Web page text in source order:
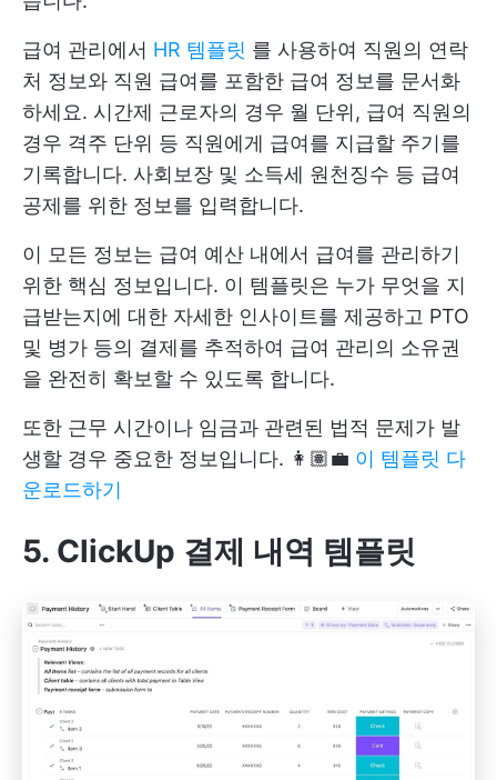
급여 관리에서 HR 템플릿 를 사용하여 직원의 연락
처 정보와 직원 급여를 포함한 급여 정보를 문서화
하세요. 시간제 근로자의 경우 월 단위, 급여 직원의
경우 격주 단위 등 직원에게 급여를 지급할 주기를
기록합니다. 사회보장 및 소득세 원천징수 등 급여
공제를 위한 정보를 입력합니다.
이 모든 정보는 급여 예산 내에서 급여를 관리하기
위한 핵심 정보입니다. 이 템플릿은 누가 무엇을 지
급받는지에 대한 자세한 인사이트를 제공하고 PTO
및 병가 등의 결제를 추적하여 급여 관리의 소유권
을 완전히 확보할 수 있도록 합니다.
또한 근무 시간이나 임금과 관련된 법적 문제가 발
생할 경우 중요한 정보입니다. 👩🏽‍💼 이 템플릿 다
운로드하기
5. ClickUp 결제 내역 템플릿